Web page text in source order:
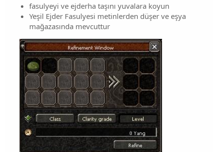
fasulyeyi ve ejderha taşını yuvalara koyun
Yeşil Ejder Fasulyesi metinlerden düşer ve eşya
mağazasında mevcuttur